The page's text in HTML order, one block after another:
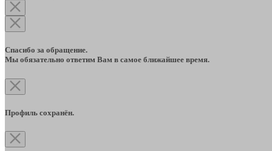
Спасибо за обращение.
Мы обязательно ответим Вам в самое ближайшее время.
Профиль сохранён.